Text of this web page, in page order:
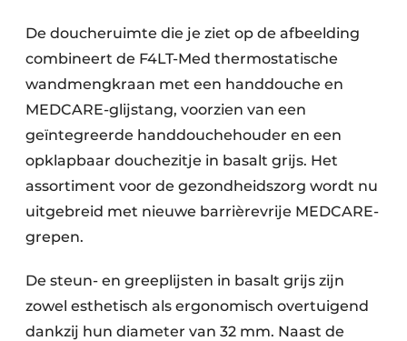
De doucheruimte die je ziet op de afbeelding
combineert de F4LT-Med thermostatische
wandmengkraan met een handdouche en
MEDCARE-glijstang, voorzien van een
geïntegreerde handdouchehouder en een
opklapbaar douchezitje in basalt grijs. Het
assortiment voor de gezondheidszorg wordt nu
uitgebreid met nieuwe barrièrevrije MEDCARE-
grepen.
De steun- en greeplijsten in basalt grijs zijn
zowel esthetisch als ergonomisch overtuigend
dankzij hun diameter van 32 mm. Naast de